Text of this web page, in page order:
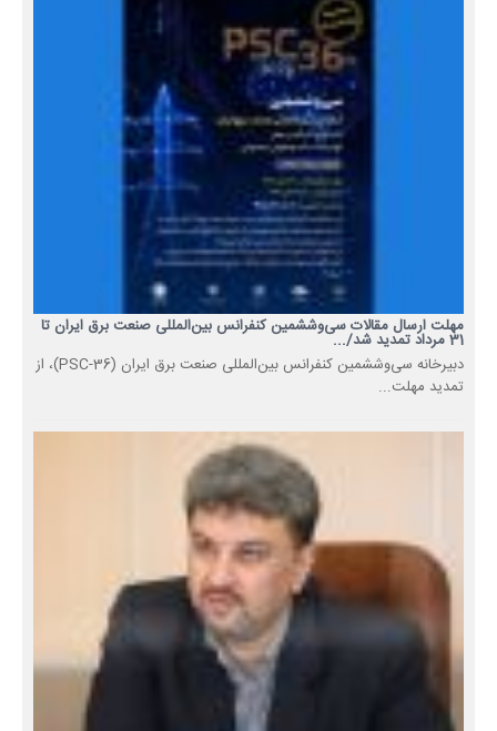
مهلت ارسال مقالات سی‌وششمین کنفرانس بین‌المللی صنعت برق ایران تا
31 مرداد تمدید شد/...
دبیرخانه سی‌وششمین کنفرانس بین‌المللی صنعت برق ایران (PSC-36)، از
تمدید مهلت...